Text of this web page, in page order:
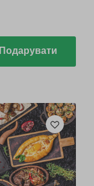
Подарувати